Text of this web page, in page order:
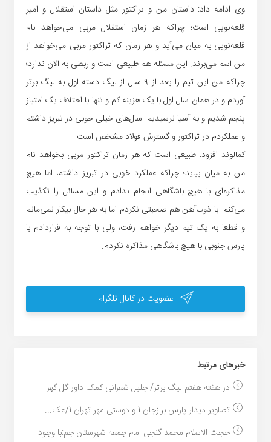
وی ادامه داد: داستان من و تراکتور مثل داستان استقلال و امیر
قلعه‌نویی است؛ چراکه هر زمان استقلال مربی می‌خواهد نام
قلعه‌نویی به میان می‌آید و هر زمان که تراکتور مربی می‌خواهد از
من اسم می‌برند. این مسئله هم طبیعی است و ربطی به الان ندارد؛
چراکه من این تیم را‌‌‌‌‌‌‌‌‌‌‌‌‌‌‌‌‌‌‌‌‌‌‌‌‌‌‌‌‌‌‌‌‌‌‌‌‌‌‌‌ بعد از ۹ سال از لیگ دسته اول به لیگ برتر
آوردم و در همان سال اول با یک هزینه کم و تنها با اختلاف یک امتیاز
پنجم شدیم و به آسیا نرسیدیم. سال‌های خیلی خوبی در تبریز داشتم
و عملکردم در تراکتور و گسترش فولاد مشخص است.
کمالوند افزود: طبیعی است که هر زمان تراکتور مربی بخواهد نام
من به میان بیاید؛ چراکه عملکرد خوبی در تبریز داشتم، اما هیچ
مذاکره‌ای با هیچ باشگاهی انجام ندادم و این مسائل را‌‌‌‌‌‌‌‌‌‌‌‌‌‌‌‌‌‌‌‌‌‌‌‌‌‌‌‌‌‌‌‌‌‌‌‌‌‌‌‌ تکذیب
می‌کنم. با ذوب‌آهن هم صحبتی نکردم اما به هر حال بیکار نمی‌مانم
و قطعا به یک تیم دیگر خواهم رفت، ولی با توجه به قراردادم با
پارس جنوبی با هیچ باشگاهی مذاکره نکردم.
عضویت در کانال تلگرام
خبر‌های مرتبط
در هفته هفتم لیگ برتر/ جلیل شعرانی کمک داور گل گهر...
تصاویر دیدار پارس برازجان 1 و دوستی مهر تهران 1/عک...
حجت الاسلام محمد گنجی امام جمعه شهرستان جم:با وجود...